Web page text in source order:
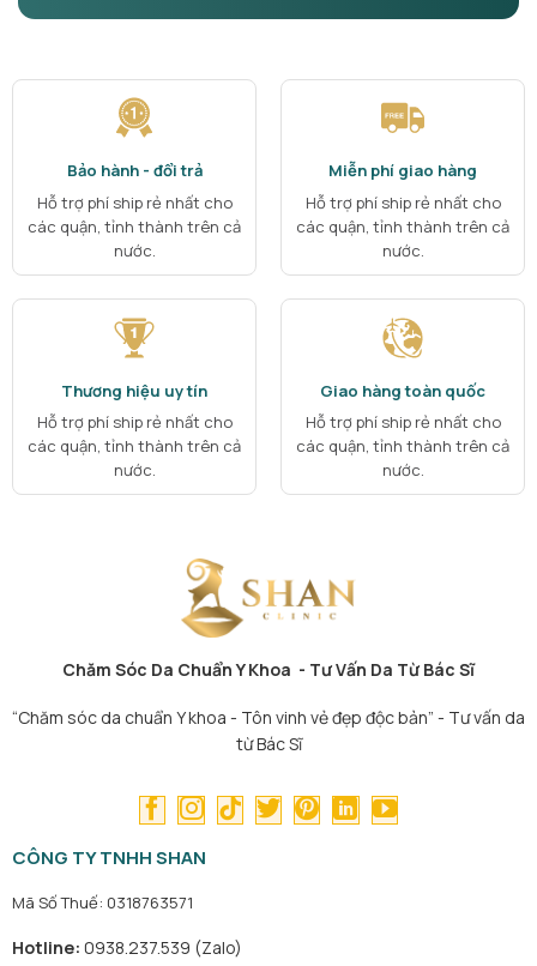
Bảo hành - đổi trả
Hỗ trợ phí ship rẻ nhất cho
các quận, tỉnh thành trên cả
nước.
Miễn phí giao hàng
Hỗ trợ phí ship rẻ nhất cho
các quận, tỉnh thành trên cả
nước.
Thương hiệu uy tín
Hỗ trợ phí ship rẻ nhất cho
các quận, tỉnh thành trên cả
nước.
Giao hàng toàn quốc
Hỗ trợ phí ship rẻ nhất cho
các quận, tỉnh thành trên cả
nước.
Chăm Sóc Da Chuẩn Y Khoa - Tư Vấn Da Từ Bác Sĩ
“Chăm sóc da chuẩn Y khoa - Tôn vinh vẻ đẹp độc bản” - Tư vấn da
từ Bác Sĩ
CÔNG TY TNHH SHAN
Mã Số Thuế: 0318763571
Hotline: 0938.237.539 (Zalo)